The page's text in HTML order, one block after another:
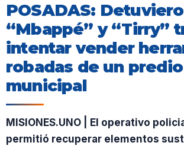
POSADAS:
“Mbappé” y “Tirry”
intentar vender
robadas de un predio
municipal
MISIONES.UNO | El operativo
permitió recuperar elementos